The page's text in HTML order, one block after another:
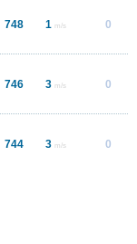
748 1 m/s 0
746 3 m/s 0
744 3 m/s 0